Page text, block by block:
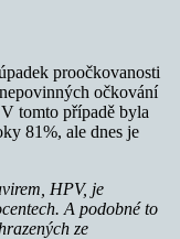
proočkovanosti
očkování
tomto případě byla
81%, ale dnes je
HPV, je
A podobné to
ze